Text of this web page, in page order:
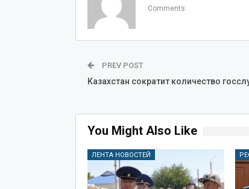
Comments
PREV POST
Казахстан сократит количество
You Might Also Like
ЛЕНТА НОВОСТЕЙ